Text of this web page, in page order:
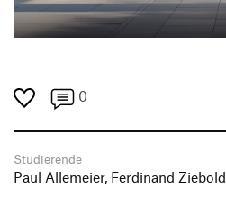
0
Studierende
Paul Allemeier, Ferdinand Ziebold